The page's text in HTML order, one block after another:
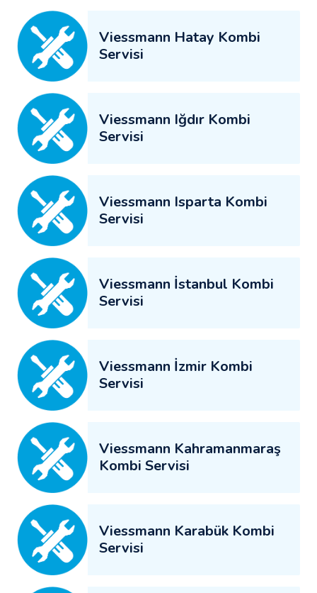
Viessmann Hatay Kombi
Servisi
Viessmann Iğdır Kombi
Servisi
Viessmann Isparta Kombi
Servisi
Viessmann İstanbul Kombi
Servisi
Viessmann İzmir Kombi
Servisi
Viessmann Kahramanmaraş
Kombi Servisi
Viessmann Karabük Kombi
Servisi